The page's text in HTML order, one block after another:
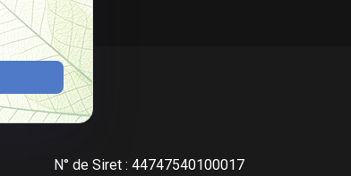
N° de Siret : 44747540100017